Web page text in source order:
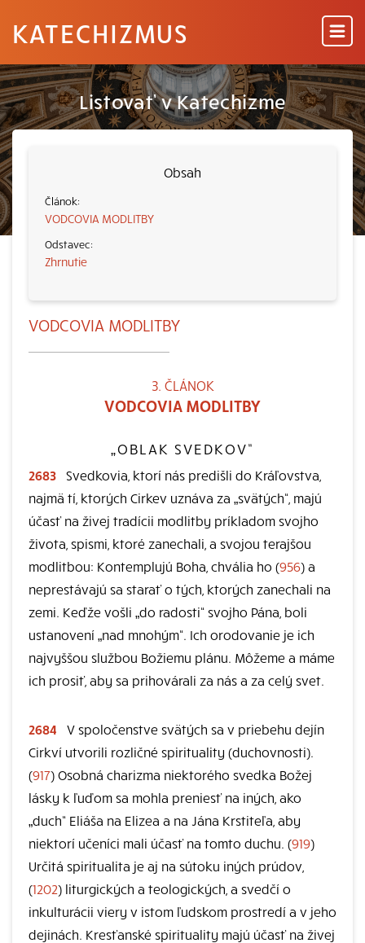
KATECHIZMUS
Listovať v Katechizme
Obsah
VODCOVIA MODLITBY
Zhrnutie
VODCOVIA MODLITBY
3. ČLÁNOK
VODCOVIA MODLITBY
„OBLAK SVEDKOV“
2683 Svedkovia, ktorí nás predišli do Kráľovstva,
najmä tí, ktorých Cirkev uznáva za „svätých“, majú
účasť na živej tradícii modlitby príkladom svojho
života, spismi, ktoré zanechali, a svojou terajšou
modlitbou: Kontemplujú Boha, chvália ho (956) a
neprestávajú sa starať o tých, ktorých zanechali na
zemi. Keďže vošli „do radosti“ svojho Pána, boli
ustanovení „nad mnohým“. Ich orodovanie je ich
najvyššou službou Božiemu plánu. Môžeme a máme
ich prosiť, aby sa prihovárali za nás a za celý svet.
2684
V spoločenstve svätých sa v priebehu dejín
Cirkví utvorili rozličné spirituality (duchovnosti).
(917) Osobná charizma niektorého svedka Božej
lásky k ľuďom sa mohla preniesť na iných, ako
„duch“ Eliáša na Elizea a na Jána Krstiteľa, aby
niektorí učeníci mali účasť na tomto duchu. (919)
Určitá spiritualita je aj na sútoku iných prúdov,
(1202) liturgických a teologických, a svedčí o
inkulturácii viery v istom ľudskom prostredí a v jeho
dejinách. Kresťanské spirituality majú účasť na živej